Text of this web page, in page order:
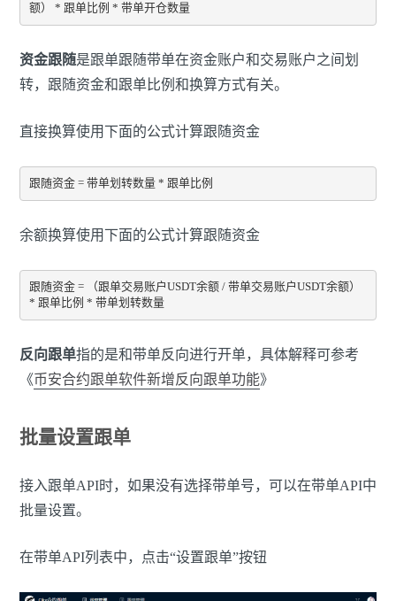
额） * 跟单比例 * 带单开仓数量
资金跟随是跟单跟随带单在资金账户和交易账户之间划
转，跟随资金和跟单比例和换算方式有关。
直接换算使用下面的公式计算跟随资金
跟随资金 = 带单划转数量 * 跟单比例
余额换算使用下面的公式计算跟随资金
跟随资金 = （跟单交易账户USDT余额 / 带单交易账户USDT余额）
* 跟单比例 * 带单划转数量
反向跟单指的是和带单反向进行开单，具体解释可参考
《币安合约跟单软件新增反向跟单功能》
批量设置跟单
接入跟单API时，如果没有选择带单号，可以在带单API中
批量设置。
在带单API列表中，点击“设置跟单”按钮